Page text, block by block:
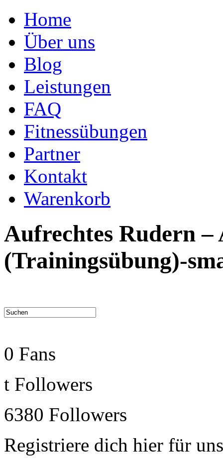
Home
Über uns
Blog
Leistungen
FAQ
Fitnessübungen
Partner
Kontakt
Warenkorb
Aufrechtes Rudern
(Trainingsübung)-
0 Fans
t Followers
6380 Followers
Registriere dich hier für